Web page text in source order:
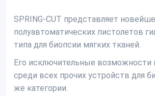
SPRING-CUT представляет
полуавтоматических пистолетов
типа для биопсии мягких тканей.
Его исключительные возможности
среди всех прочих устройств для
же категории.